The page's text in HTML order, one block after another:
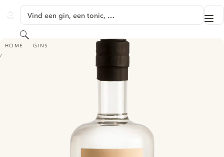
GINVENTORY
Vind een gin, een tonic, …
Zoeken
HOME GINS
INSHRIACH 43% ORIGINAL SPEYSIDE DRY GIN